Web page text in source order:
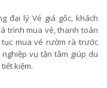
đại lý Vé giá gốc, khách
trình mua vé, thanh toán
mua vé rườm rà trước
vụ tận tâm giúp du
kiệm.